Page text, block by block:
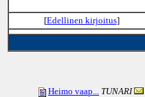
[Edellinen kirjoitus]
Heimo vaap... TUNARI